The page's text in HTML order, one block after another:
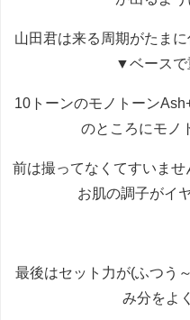
山田君は来る周期がたま
▼ベースで
10トーンのモノトーン
のところにモノ
前は撮ってなくてすいませ
お肌の調子がイ
最後はセット力が(ふつう
み分をよ